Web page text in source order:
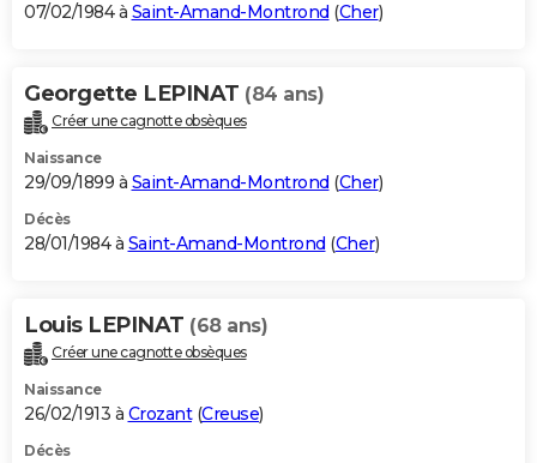
07/02/1984 à Saint-Amand-Montrond (Cher)
Georgette LEPINAT (84 ans)
Créer une cagnotte obsèques
Naissance
29/09/1899 à Saint-Amand-Montrond (Cher)
Décès
28/01/1984 à Saint-Amand-Montrond (Cher)
Louis LEPINAT (68 ans)
Créer une cagnotte obsèques
Naissance
26/02/1913 à Crozant(Creuse)
Décès